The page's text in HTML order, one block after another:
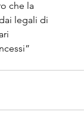
che la
legali di